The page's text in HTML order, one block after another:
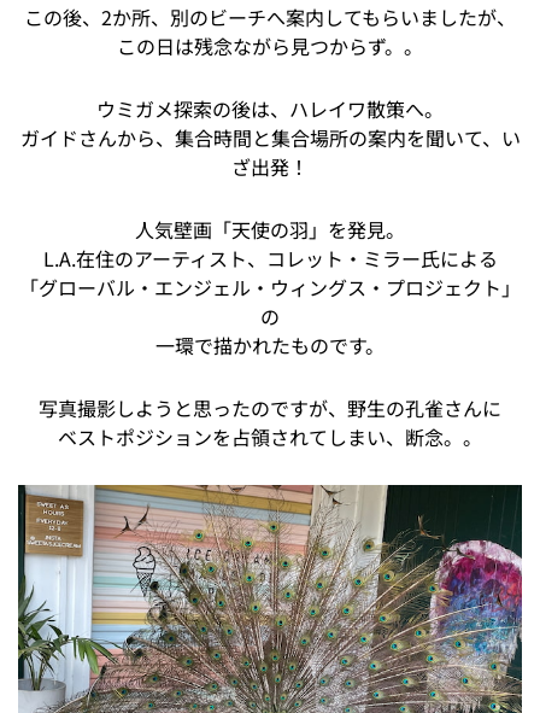
この後、2か所、別のビーチへ案内してもらいましたが、
この日は残念ながら見つからず。。
ウミガメ探索の後は、ハレイワ散策へ。
ガイドさんから、集合時間と集合場所の案内を聞いて、い
ざ出発！
人気壁画「天使の羽」を発見。
L.A.在住のアーティスト、コレット・ミラー氏による
「グローバル・エンジェル・ウィングス・プロジェクト」
の
一環で描かれたものです。
写真撮影しようと思ったのですが、野生の孔雀さんに
ベストポジションを占領されてしまい、断念。。